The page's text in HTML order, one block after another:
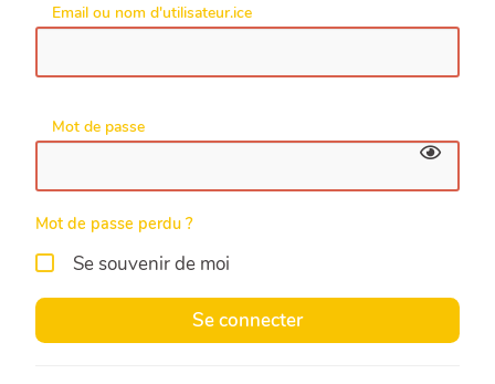
Email ou nom d'utilisateur.ice
Mot de passe
Mot de passe perdu ?
Se souvenir de moi
Se connecter